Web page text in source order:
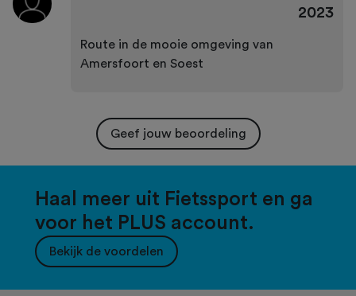
2023
Route in de mooie omgeving van
Amersfoort en Soest
Geef jouw beoordeling
Haal meer uit Fietssport en ga
voor het PLUS account.
Bekijk de voordelen